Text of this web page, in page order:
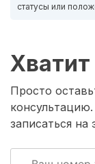
статусы или
Просто
записаться на